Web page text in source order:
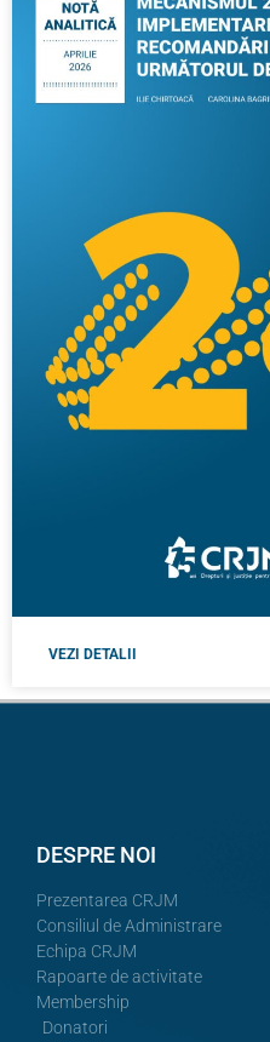
VEZI DETALII
DESPRE NOI
Prezentarea CRJM
Consiliul de Administrare
Echipa CRJM
Rapoarte de activitate
Membership
Donatori